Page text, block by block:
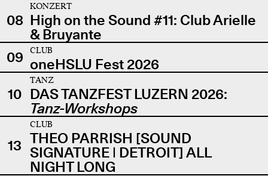
08
KONZERT
High on the Sound #11: Club Arielle
& Bruyante
09
CLUB
oneHSLU Fest 2026
10
TANZ
DAS TANZFEST LUZERN 2026:
Tanz-Workshops
13
CLUB
THEO PARRISH [SOUND
SIGNATURE | DETROIT] ALL
NIGHT LONG